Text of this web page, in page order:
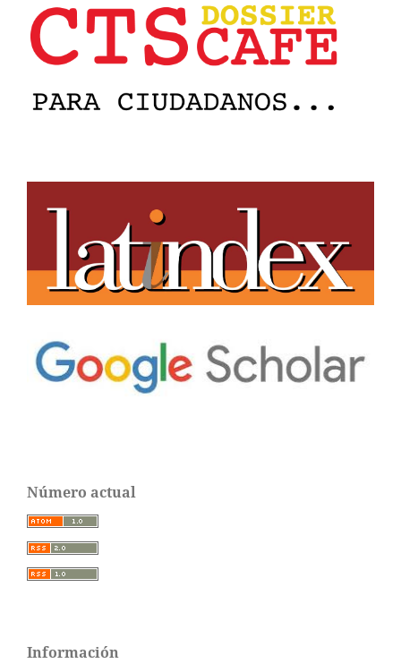
Número actual
Información